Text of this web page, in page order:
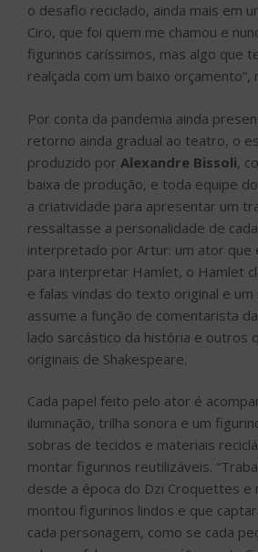
o desafio reciclado, ainda mais em
Ciro, que foi quem me chamou e
figurinos caríssimos, mas algo que
realçada com um baixo orçamento”,
Por conta da pandemia ainda
retorno ainda gradual ao teatro, o
produzido por Alexandre Bissoli,
baixa de produção, e toda equipe
a criatividade para apresentar um
ressaltasse a personalidade de
interpretado por Artur: um ator que
para interpretar Hamlet, o Hamlet
e falas vindas do texto original e
assume a função de comentarista
lado sarcástico da história e outros
originais de Shakespeare.
Cada papel feito pelo ator é
iluminação, trilha sonora e um
sobras de tecidos e materiais
montar figurinos reutilizáveis.
desde a época do Dzi Croquettes e
montou figurinos lindos e que
cada personagem, como se cada